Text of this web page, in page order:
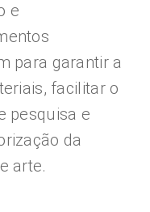
e
para garantir a
facilitar o
pesquisa e
da
arte.